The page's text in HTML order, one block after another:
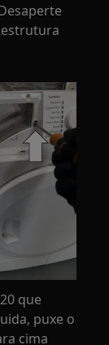
estrutura
que
puxe o
cima